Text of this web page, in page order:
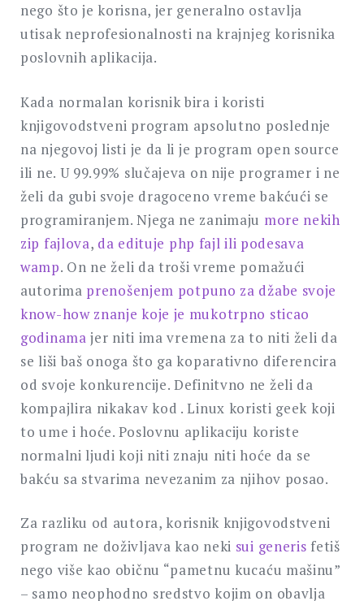
nego što je korisna, jer generalno ostavlja
utisak neprofesionalnosti na krajnjeg korisnika
poslovnih aplikacija.
Kada normalan korisnik bira i koristi
knjigovodstveni program apsolutno poslednje
na njegovoj listi je da li je program open source
ili ne. U 99.99% slučajeva on nije programer i ne
želi da gubi svoje dragoceno vreme bakćući se
programiranjem. Njega ne zanimaju more nekih
zip fajlova, da edituje php fajl ili podesava
wamp. On ne želi da troši vreme pomažući
autorima prenošenjem potpuno za džabe svoje
know-how znanje koje je mukotrpno sticao
godinama jer niti ima vremena za to niti želi da
se liši baš onoga što ga koparativno diferencira
od svoje konkurencije. Definitvno ne želi da
kompajlira nikakav kod . Linux koristi geek koji
to ume i hoće. Poslovnu aplikaciju koriste
normalni ljudi koji niti znaju niti hoće da se
bakću sa stvarima nevezanim za njihov posao.
Za razliku od autora, korisnik knjigovodstveni
program ne doživljava kao neki sui generis fetiš
nego više kao običnu “pametnu kucaću mašinu”
– samo neophodno sredstvo kojim on obavlja